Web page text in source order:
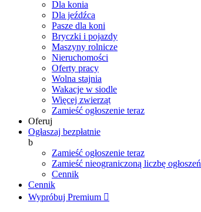
Dla konia
Dla jeźdźca
Pasze dla koni
Bryczki i pojazdy
Maszyny rolnicze
Nieruchomości
Oferty pracy
Wolna stajnia
Wakacje w siodle
Więcej zwierząt
Zamieść ogłoszenie teraz
Oferuj
Ogłaszaj bezpłatnie
b
Zamieść ogłoszenie teraz
Zamieść nieograniczoną liczbę ogłoszeń
Cennik
Cennik
Wypróbuj Premium 